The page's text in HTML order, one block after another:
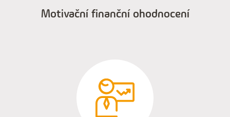
Motivační finanční ohodnocení